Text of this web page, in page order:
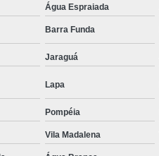
Água Espraiada
Barra Funda
Jaraguá
Lapa
Pompéia
Vila Madalena